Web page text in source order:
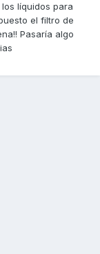
líquidos para
el filtro de
Pasaría algo